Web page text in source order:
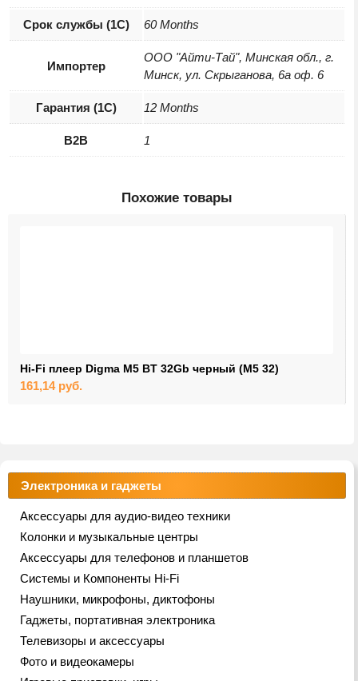
Срок службы (1С) 60 Months
Импортер
ООО "Айти-Тай", Минская обл., г.
Минск, ул. Скрыганова, 6а оф. 6
Гарантия (1С) 12 Months
B2B 1
Похожие товары
Hi-Fi плеер Digma M5 BT 32Gb черный (M5 32)
161,14 руб.
Электроника и гаджеты
Аксессуары для аудио-видео техники
Колонки и музыкальные центры
Аксессуары для телефонов и планшетов
Системы и Компоненты Hi-Fi
Наушники, микрофоны, диктофоны
Гаджеты, портативная электроника
Телевизоры и аксессуары
Фото и видеокамеры